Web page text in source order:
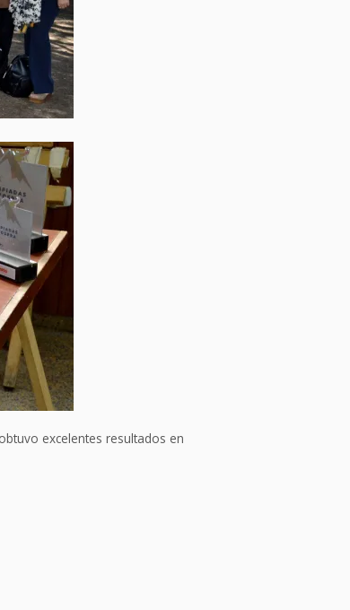
excelentes resultados en